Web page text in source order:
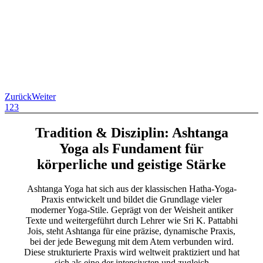
ZurückWeiter
1 23
Tradition & Disziplin: Ashtanga
Yoga als Fundament für
körperliche und geistige Stärke
Ashtanga Yoga hat sich aus der klassischen Hatha-Yoga-
Praxis entwickelt und bildet die Grundlage vieler
moderner Yoga-Stile. Geprägt von der Weisheit antiker
Texte und weitergeführt durch Lehrer wie Sri K. Pattabhi
Jois, steht Ashtanga für eine präzise, dynamische Praxis,
bei der jede Bewegung mit dem Atem verbunden wird.
Diese strukturierte Praxis wird weltweit praktiziert und hat